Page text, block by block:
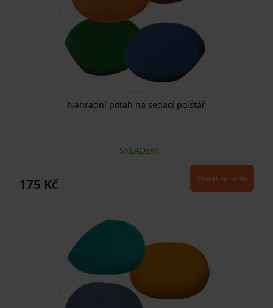
Náhradní potah na sedací polštář
SKLADEM
175 Kč Vybrat variantu